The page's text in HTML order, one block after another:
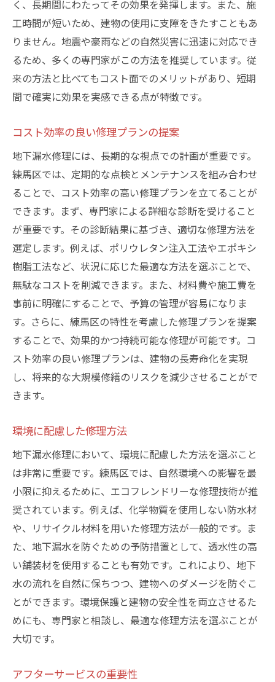
く、長期間にわたってその効果を発揮します。また、施
工時間が短いため、建物の使用に支障をきたすこともあ
りません。地震や豪雨などの自然災害に迅速に対応でき
るため、多くの専門家がこの方法を推奨しています。従
来の方法と比べてもコスト面でのメリットがあり、短期
間で確実に効果を実感できる点が特徴です。
コスト効率の良い修理プランの提案
地下漏水修理には、長期的な視点での計画が重要です。
練馬区では、定期的な点検とメンテナンスを組み合わせ
ることで、コスト効率の高い修理プランを立てることが
できます。まず、専門家による詳細な診断を受けること
が重要です。その診断結果に基づき、適切な修理方法を
選定します。例えば、ポリウレタン注入工法やエポキシ
樹脂工法など、状況に応じた最適な方法を選ぶことで、
無駄なコストを削減できます。また、材料費や施工費を
事前に明確にすることで、予算の管理が容易になりま
す。さらに、練馬区の特性を考慮した修理プランを提案
することで、効果的かつ持続可能な修理が可能です。コ
スト効率の良い修理プランは、建物の長寿命化を実現
し、将来的な大規模修繕のリスクを減少させることがで
きます。
環境に配慮した修理方法
地下漏水修理において、環境に配慮した方法を選ぶこと
は非常に重要です。練馬区では、自然環境への影響を最
小限に抑えるために、エコフレンドリーな修理技術が推
奨されています。例えば、化学物質を使用しない防水材
や、リサイクル材料を用いた修理方法が一般的です。ま
た、地下漏水を防ぐための予防措置として、透水性の高
い舗装材を使用することも有効です。これにより、地下
水の流れを自然に保ちつつ、建物へのダメージを防ぐこ
とができます。環境保護と建物の安全性を両立させるた
めにも、専門家と相談し、最適な修理方法を選ぶことが
大切です。
アフターサービスの重要性